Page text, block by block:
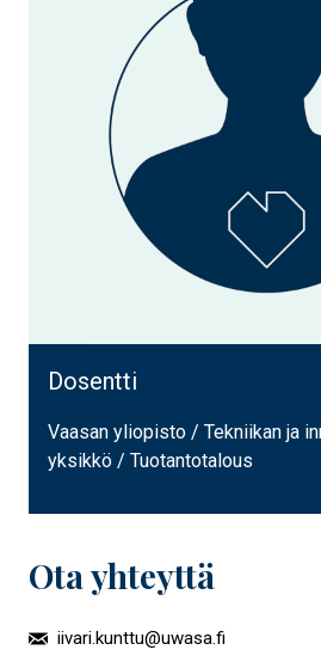
Dosentti
Vaasan yliopisto / Tekniikan ja
yksikkö / Tuotantotalous
Ota yhteyttä
iivari.kunttu@uwasa.fi